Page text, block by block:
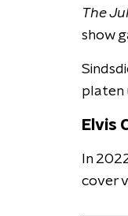
The
show
platen
Elvis
In
cover